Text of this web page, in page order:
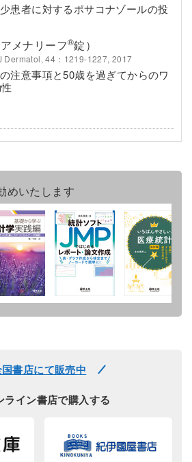
患者に対するポサコナゾールの投
メナリーフ®錠）
Dermatol, 44：1219-1227, 2017
注意事項と50歳を過ぎてからのワ
めいたします
書店にて販売中
ライン書店で購入する